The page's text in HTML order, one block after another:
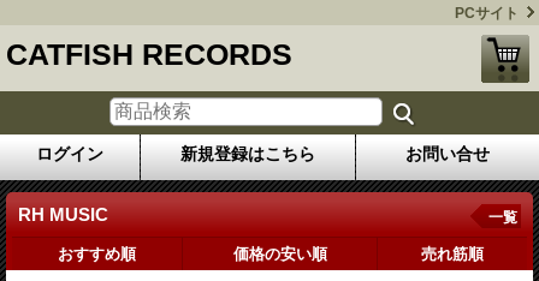
PCサイト
CATFISH RECORDS
ログイン 新規登録はこちら お問い合せ
RH MUSIC 一覧
おすすめ順 価格の安い順 売れ筋順